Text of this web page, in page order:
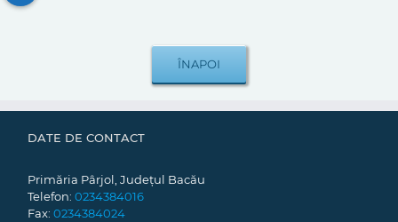
DATE DE CONTACT
Primăria Pârjol, Județul Bacău
Telefon: 0234384016
Fax: 0234384024